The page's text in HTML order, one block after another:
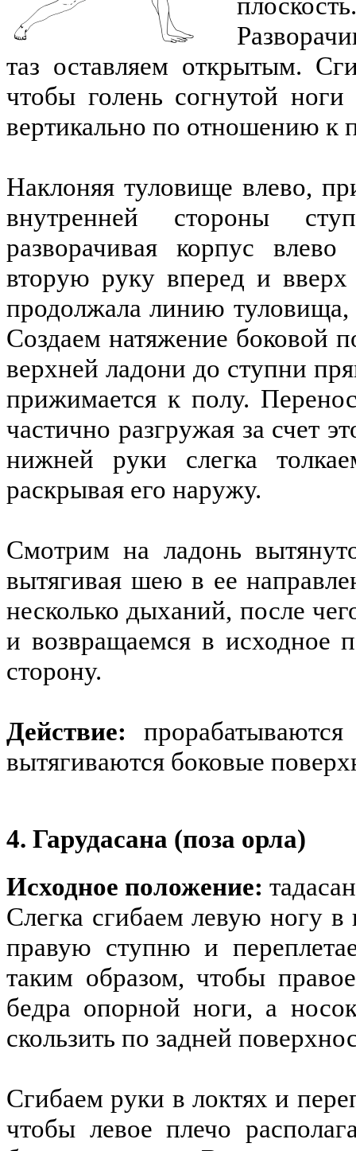
таз оставляем открытым.
чтобы голень согнутой ноги
вертикально по отношению к
Наклоняя туловище влево,
внутренней стороны
разворачивая корпус
вторую руку вперед и
продолжала линию туловища,
Создаем натяжение боковой
верхней ладони до ступни
прижимается к полу.
частично разгружая за счет
нижней руки слегка
раскрывая его наружу.
Смотрим на ладонь
вытягивая шею в ее
несколько дыханий, после
и возвращаемся в исходное
сторону.
Действие:
вытягиваются боковые
4. Гарудасана (поза орла)
Исходное положение:
Слегка сгибаем левую ногу в
правую ступню и
таким образом, чтобы
бедра опорной ноги, а
скользить по задней
Сгибаем руки в локтях и
чтобы левое плечо